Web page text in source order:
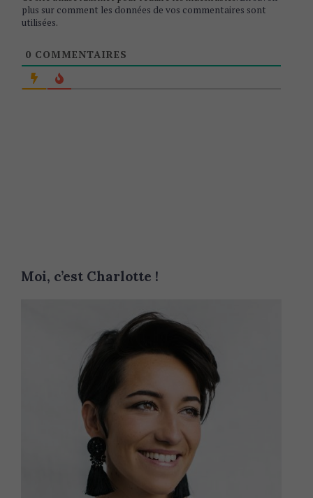
Moi, c’est Charlotte !
plus sur comment les données de vos commentaires sont
utilisées.
0 COMMENTAIRES